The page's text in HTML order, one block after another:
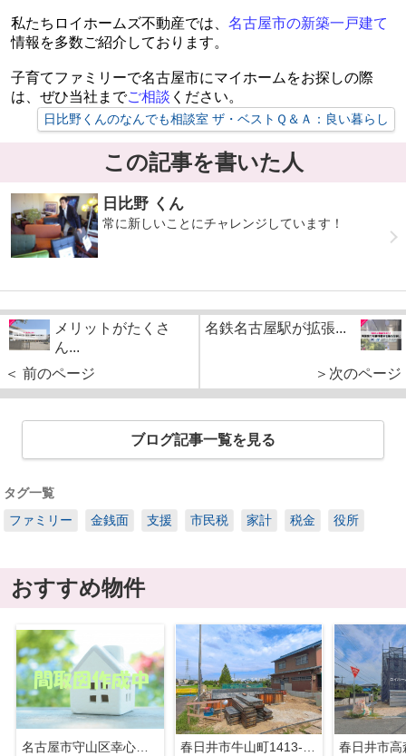
私たちロイホームズ不動産では、 名古屋市の新築一戸建て
情報を多数ご紹介しております。
子育てファミリーで名古屋市にマイホームをお探しの際
は、ぜひ当社までご相談 ください。
日比野くんのなんでも相談室 ザ・ベストＱ＆Ａ：良い暮らし
この記事を書いた人
日比野 くん
常に新しいことにチャレンジしています！
メリットがたくさ
ん...
＜ 前のページ
名鉄名古屋駅が拡張...
＞次のページ
ブログ記事一覧を見る
タグ一覧
ファミリー
金銭面 支援 市民税 家計 税金 役所
おすすめ物件
名古屋市守山区幸心２丁目435『仲介料無料』新築戸建て
春日井市牛山町1413-8『仲介料無料』新築戸建て